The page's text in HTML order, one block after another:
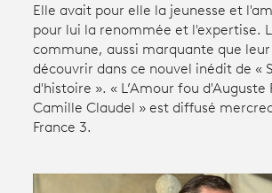
À votre écoute
Productions et innovation
Programme tv
Elle avait pour elle la jeunesse et
pour lui la renommée et l'expertise.
commune, aussi marquante que
découvrir dans ce nouvel inédit de «
d'histoire ». « L’Amour fou d'Auguste
Camille Claudel » est diffusé
France 3.